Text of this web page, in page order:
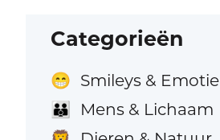
Categorieën
😁 Smileys & Emotie
👪 Mens & Lichaam